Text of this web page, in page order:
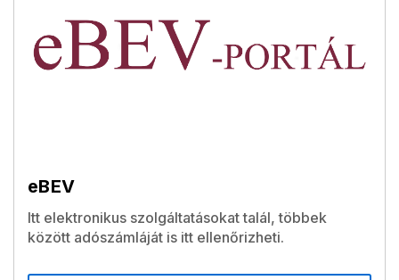
eBEV
Itt elektronikus szolgáltatásokat talál, többek
között adószámláját is itt ellenőrizheti.